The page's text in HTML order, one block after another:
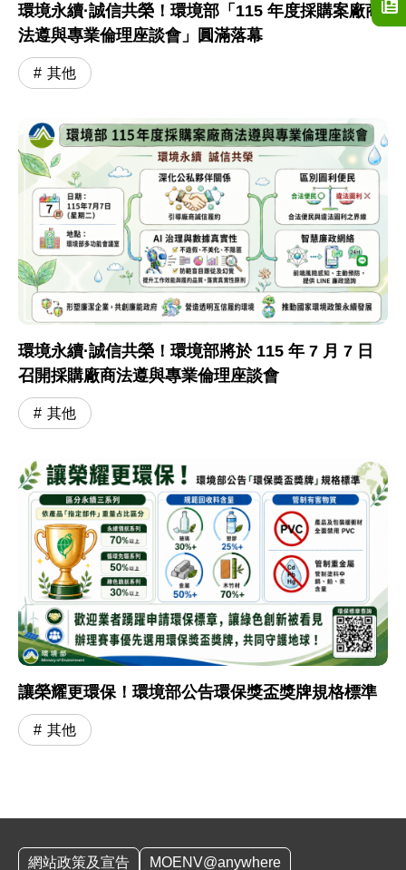
環境永續·誠信共榮！環境部「115 年度採購案廠商
法遵與專業倫理座談會」圓滿落幕
其他
環境永續·誠信共榮！環境部將於 115 年 7 月 7 日
召開採購廠商法遵與專業倫理座談會
其他
讓榮耀更環保！環境部公告環保獎盃獎牌規格標準
其他
網站政策及宣告 MOENV@anywhere